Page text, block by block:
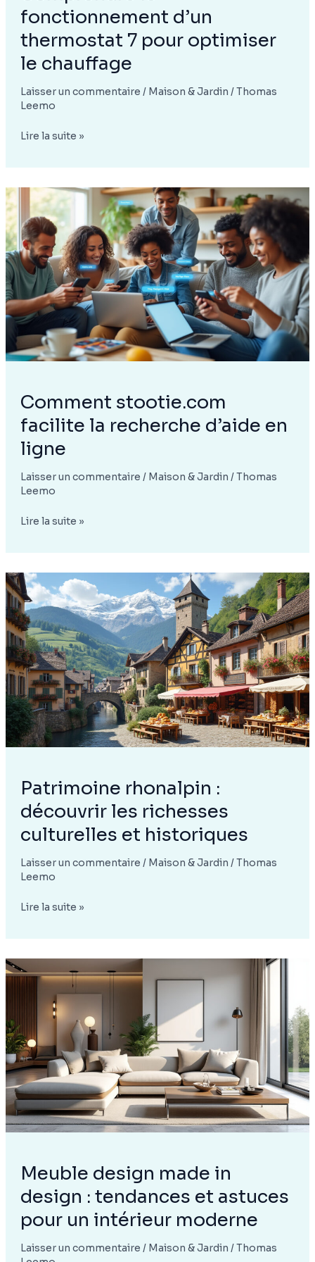
fonctionnement d’un
thermostat 7 pour optimiser
le chauffage
Laisser un commentaire / Maison & Jardin /Thomas
Leemo
Comprendre
d’un
thermostat
7
pour
optimiser
le
chauffage
Lire la suite »
Comment stootie.com
facilite la recherche d’aide en
ligne
Laisser un commentaire / Maison & Jardin /Thomas
Leemo
Comment
la
recherche
d’aide
en
ligne
Lire la suite »
Patrimoine rhonalpin :
découvrir les richesses
culturelles et historiques
Laisser un commentaire / Maison & Jardin /Thomas
Leemo
Patrimoine
découvrir
les
richesses
culturelles
et
historiques
Lire la suite »
Meuble design made in
design : tendances et astuces
pour un intérieur moderne
Laisser un commentaire / Maison & Jardin /Thomas